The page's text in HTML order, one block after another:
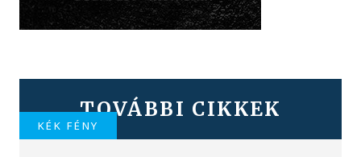
TOVÁBBI CIKKEK
KÉK FÉNY